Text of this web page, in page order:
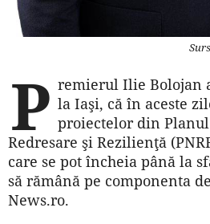
P remierul Ilie Bolojan
la Iaşi, că în aceste
proiectelor din
Redresare şi Rezilienţă
care se pot încheia până la
să rămână pe componenta
News.ro.